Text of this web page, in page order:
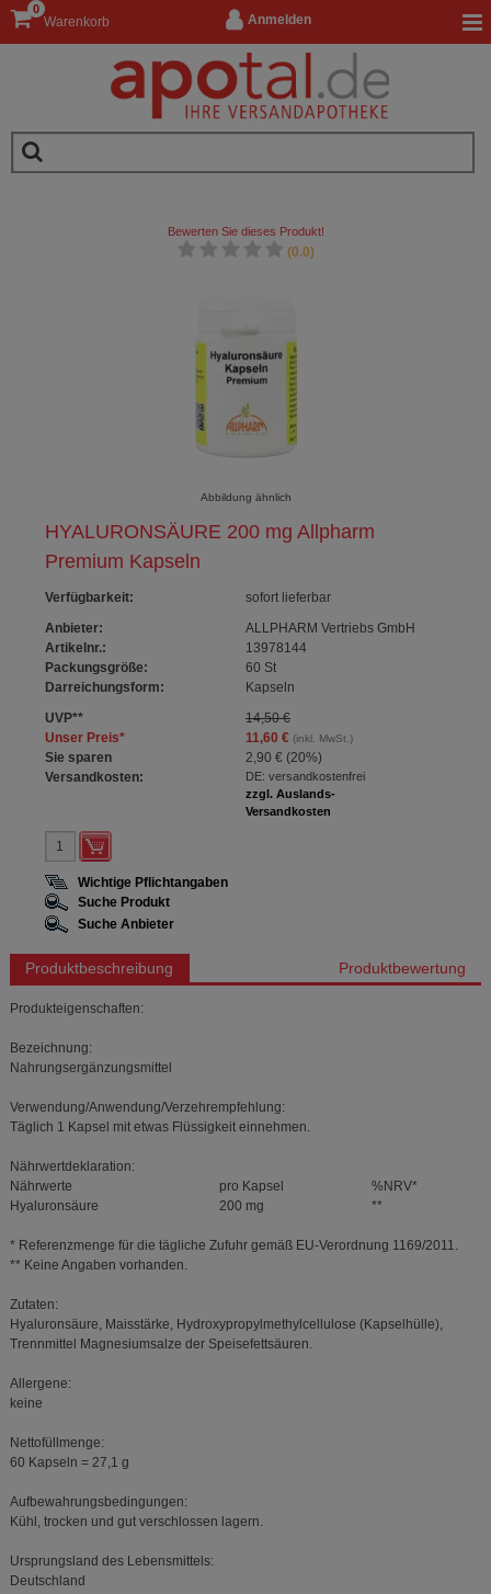
Anmelden
Warenkorb
0
HYALURONSÄURE 200 mg Allpharm
Premium Kapseln
Verfügbarkeit:
sofort lieferbar
Anbieter:
ALLPHARM Vertriebs GmbH
Artikelnr.:
13978144
Packungsgröße:
60 St
Darreichungsform:
Kapseln
UVP**
14,50 €
Unser Preis* 11,60 €(inkl. MwSt.)
Sie sparen 2,90 € (20%)
Versandkosten:
DE: versandkostenfrei
zzgl. Auslands-
Versandkosten
Bewerten Sie dieses Produkt!
(0.0)
Abbildung ähnlich
Wichtige Pflichtangaben
Suche Produkt
Suche Anbieter
Produktbeschreibung Produktbewertung
Produkteigenschaften:
Bezeichnung:
Nahrungsergänzungsmittel
Verwendung/Anwendung/Verzehrempfehlung:
Täglich 1 Kapsel mit etwas Flüssigkeit einnehmen.
Nährwertdeklaration:
Nährwerte
pro Kapsel
%NRV*
Hyaluronsäure
200 mg **
* Referenzmenge für die tägliche Zufuhr gemäß EU-Verordnung 1169/2011.
** Keine Angaben vorhanden.
Zutaten:
Hyaluronsäure, Maisstärke, Hydroxypropylmethylcellulose (Kapselhülle),
Trennmittel Magnesiumsalze der Speisefettsäuren.
Allergene:
keine
Nettofüllmenge:
60 Kapseln = 27,1 g
Aufbewahrungsbedingungen:
Kühl, trocken und gut verschlossen lagern.
Ursprungsland des Lebensmittels:
Deutschland